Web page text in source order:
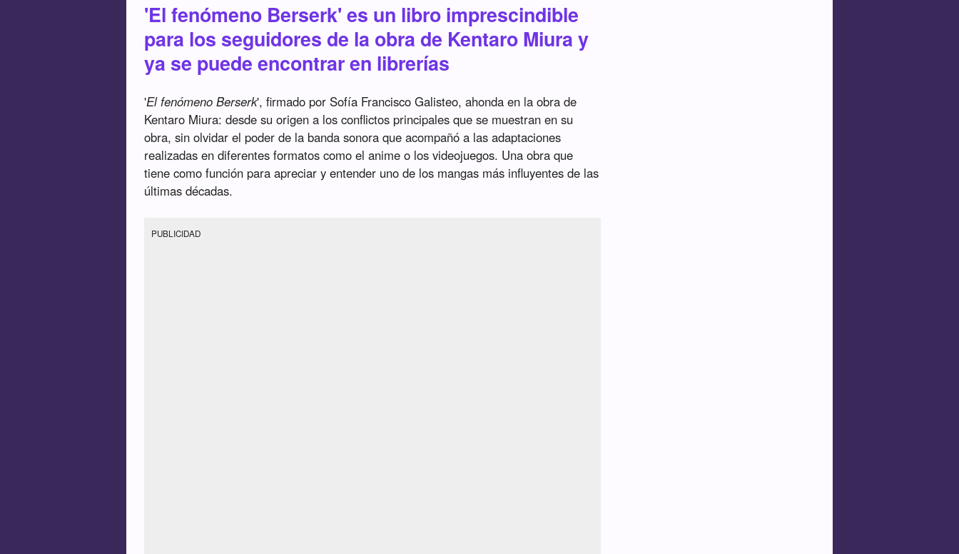
'El fenómeno Berserk' es un libro imprescindible
para los seguidores de la obra de Kentaro Miura y
ya se puede encontrar en librerías
'El fenómeno Berserk', firmado por Sofía Francisco Galisteo, ahonda en la obra de
Kentaro Miura: desde su origen a los conflictos principales que se muestran en su
obra, sin olvidar el poder de la banda sonora que acompañó a las adaptaciones
realizadas en diferentes formatos como el anime o los videojuegos. Una obra que
tiene como función para apreciar y entender uno de los mangas más influyentes de las
últimas décadas.
PUBLICIDAD